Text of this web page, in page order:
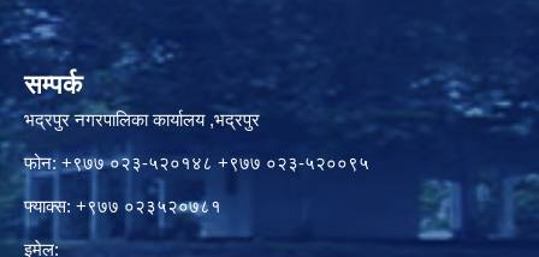
सम्पर्क
भद्रपुर नगरपालिका कार्यालय ,भद्रपुर
फोन: +९७७ ०२३-५२०१४८ +९७७ ०२३-५२००९५
फ्याक्स: +९७७ ०२३५२०७८१
इमेल: